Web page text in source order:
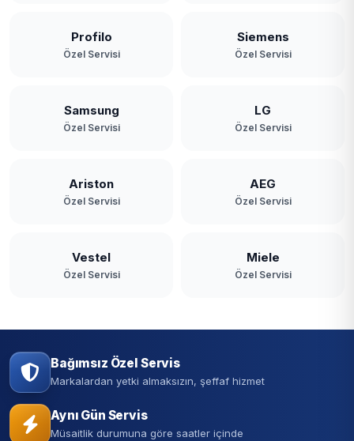
Profilo
Özel Servisi
Siemens
Özel Servisi
Samsung
Özel Servisi
LG
Özel Servisi
Ariston
Özel Servisi
AEG
Özel Servisi
Vestel
Özel Servisi
Miele
Özel Servisi
Bağımsız Özel Servis
Markalardan yetki almaksızın, şeffaf hizmet
Aynı Gün Servis
Müsaitlik durumuna göre saatler içinde